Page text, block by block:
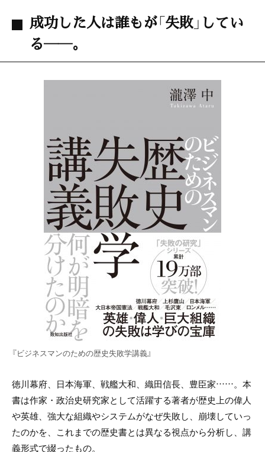
成功した人は誰もが「失敗」してい
る――。
『ビジネスマンのための歴史失敗学講義』
徳川幕府、日本海軍、戦艦大和、織田信長、豊臣家……。 本
書は作家・政治史研究家として活躍する著者が歴史上の偉人
や英雄、強大な組織やシステムがなぜ失敗し、 崩壊していっ
たのかを、これまでの歴史書とは異なる視点から分析し、講
義形式で綴ったもの。